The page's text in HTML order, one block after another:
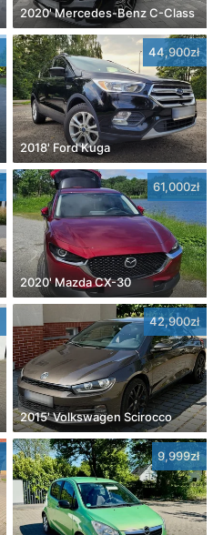
2020' Mercedes-Benz C-Class
44,900zł
2018' Ford Kuga
61,000zł
2020' Mazda CX-30
42,900zł
2015' Volkswagen Scirocco
9,999zł